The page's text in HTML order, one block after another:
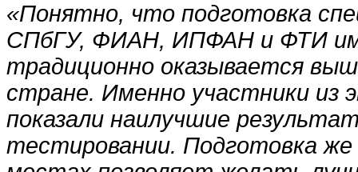
«Понятно, что подготовка
СПбГУ, ФИАН, ИПФАН и ФТИ
традиционно оказывается
стране. Именно участники из
показали наилучшие
тестировании. Подготовка же